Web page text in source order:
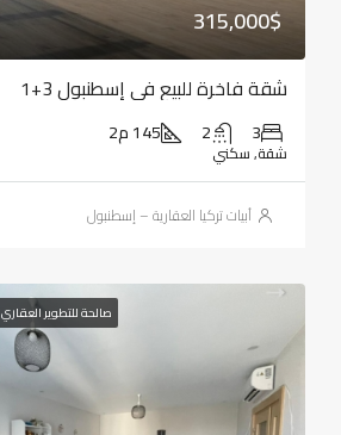
315,000$
شقة فاخرة للبيع في إسطنبول 3+1
3
2 145 م2
شقة, سكني
أبيات تركيا العقارية – إسطنبول
صالحة للتطوير العقاري